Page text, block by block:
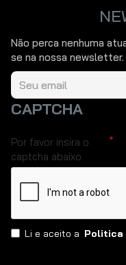
Não perca nenhuma
se na nossa newsletter.
CAPTCHA
Por favor insira o
captcha abaixo
Li e aceito a Politica